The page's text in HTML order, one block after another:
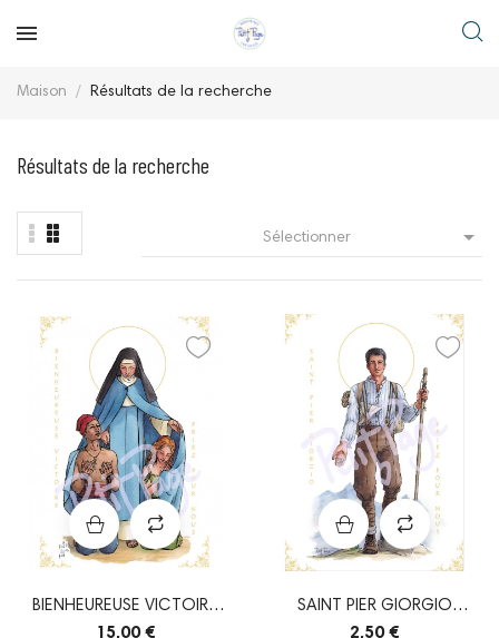
Maison Résultats de la recherche
Résultats de la recherche
Sélectionner 
BIENHEUREUSE VICTOIRE
FORNARI
15,00 €
SAINT PIER GIORGIO
FRASSATI
2,50 €